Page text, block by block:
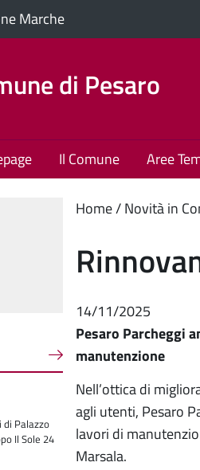
Marche
di Pesaro
Il Comune Aree
Home Novità in
14/11/2025
Pesaro Parcheggi
manutenzione
Nell’ottica di
agli utenti, Pesaro
lavori di
Marsala.
di Palazzo
Il Sole 24